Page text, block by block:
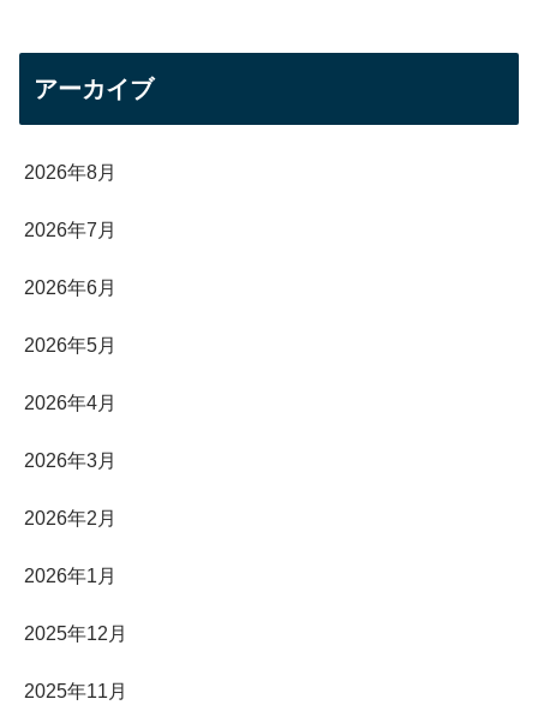
アーカイブ
2026年8月
2026年7月
2026年6月
2026年5月
2026年4月
2026年3月
2026年2月
2026年1月
2025年12月
2025年11月